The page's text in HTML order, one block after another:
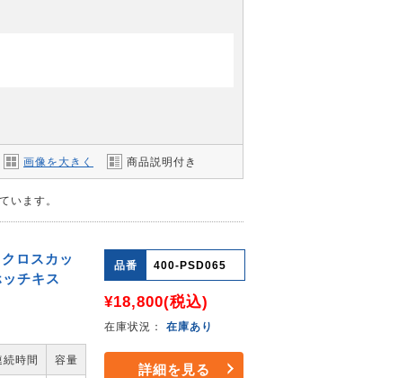
画像を大きく 商品説明付き
います。
ロスカッ
チキス
続時間 容量
品番 400-PSD065
¥18,800(税込)
在庫状況： 在庫あり
詳細を見る